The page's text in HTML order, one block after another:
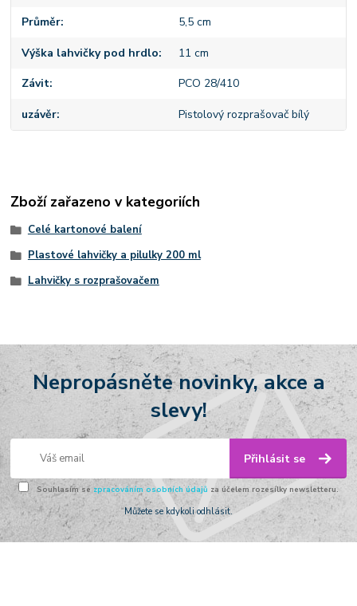
Průměr 5,5 cm
Výška lahvičky pod hrdlo 11 cm
Závit PCO 28/410
uzávěr Pistolový rozprašovač bílý
Zboží zařazeno v kategoriích
Celé kartonové balení
Plastové lahvičky a pilulky 200 ml
Lahvičky s rozprašovačem
Nepropásněte novinky, akce a
slevy!
Přihlásit se
Souhlasím se zpracováním osobních údajů za účelem rozesílky newsletteru.
Můžete se kdykoli odhlásit.